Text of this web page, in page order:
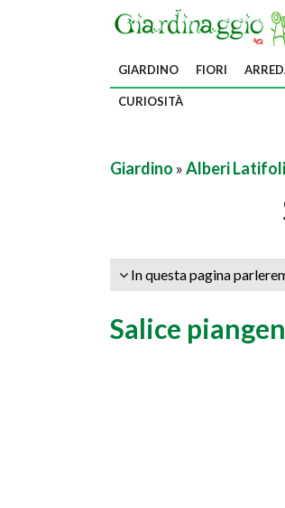
GIARDINO FIORI
CURIOSITÀ
Giardino »Alberi
In questa pagina
Salice